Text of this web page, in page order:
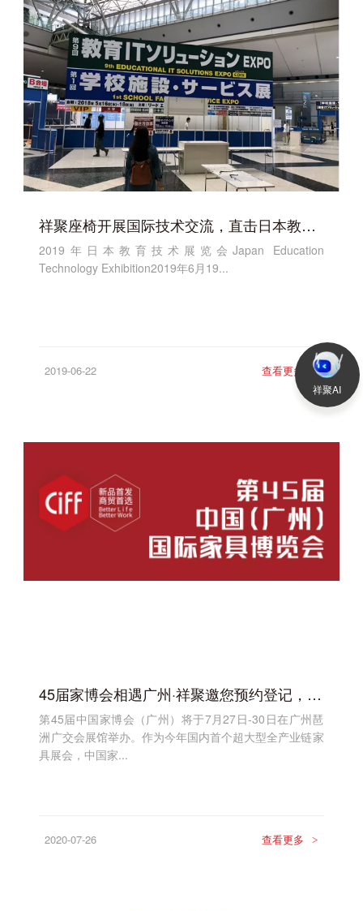
祥聚座椅开展国际技术交流，直击日本教育技术展EDIX
2019年日本教育技术展览会Japan Education
Technology Exhibition2019年6月19...
2019-06-22 查看更多 >
45届家博会相遇广州·祥聚邀您预约登记，快速入场！
第45届中国家博会（广州）将于7月27日-30日在广州琶
洲广交会展馆举办。作为今年国内首个超大型全产业链家
具展会，中国家...
2020-07-26 查看更多 >
祥聚AI